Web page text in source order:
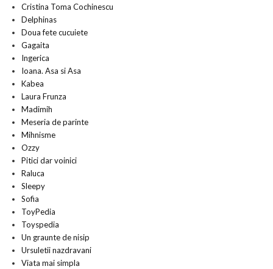
Cristina Toma Cochinescu
Delphinas
Doua fete cucuiete
Gagaita
Ingerica
Ioana. Asa si Asa
Kabea
Laura Frunza
Madimih
Meseria de parinte
Mihnisme
Ozzy
Pitici dar voinici
Raluca
Sleepy
Sofia
ToyPedia
Toyspedia
Un graunte de nisip
Ursuletii nazdravani
Viata mai simpla